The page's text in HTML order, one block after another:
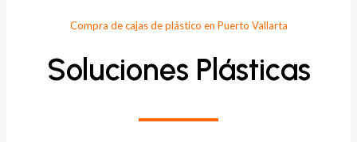
Compra de cajas de plástico en Puerto Vallarta
Soluciones Plásticas